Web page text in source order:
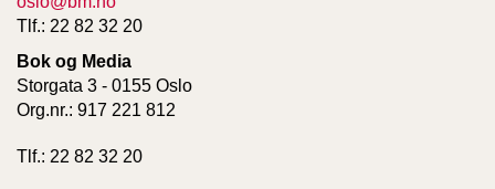
Tlf.: 22 82 32 20
Bok og Media
Storgata 3 - 0155 Oslo
Org.nr.: 917 221 812
Tlf.: 22 82 32 20